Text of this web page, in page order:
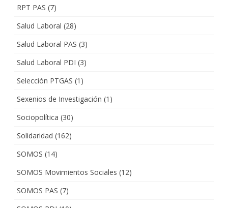
RPT PAS (7)
Salud Laboral (28)
Salud Laboral PAS (3)
Salud Laboral PDI (3)
Selección PTGAS (1)
Sexenios de Investigación (1)
Sociopolítica (30)
Solidaridad (162)
SOMOS (14)
SOMOS Movimientos Sociales (12)
SOMOS PAS (7)